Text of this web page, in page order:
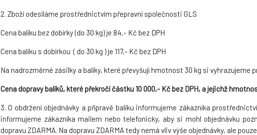
2. Zboží odesíláme prostřednictvím přepravní společnosti GLS
Cena balíku bez dobírky (do 30 kg) je 84,- Kč bez DPH
Cena balíku s dobírkou ( do 30 kg ) je 117,- Kč bez DPH
Na nadrozměrné zásilky a balíky, které převyšují hmotnost 30 kg si vyhrazujeme
Cena dopravy balíků, které překročí částku 10 000,- Kč bez DPH, a jejichž
3. O obdržení objednávky a přípravě balíku informujeme zákazníka
informujeme zákazníka mailem nebo telefonicky, aby si mohl objednávku
dopravu ZDARMA. Na dopravu ZDARMA tedy nemá vliv výše objednávky, ale